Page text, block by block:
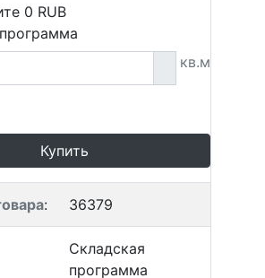
0 RUB
кв.м
Купить
: 36379
Складская
программа